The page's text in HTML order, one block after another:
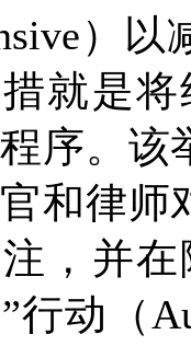
）
就是将
序。该
和律师
，并
行动（